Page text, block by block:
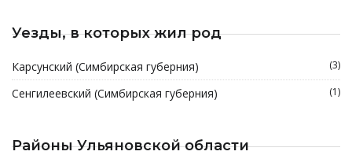
Уезды, в которых жил род
Карсунский (Симбирская губерния) (3)
Сенгилеевский (Симбирская губерния) (1)
Районы Ульяновской области